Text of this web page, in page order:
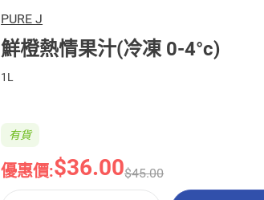
PURE J
鮮橙熱情果汁(冷凍 0-4°c)
1L
優惠價:$36.00$45.00
有貨